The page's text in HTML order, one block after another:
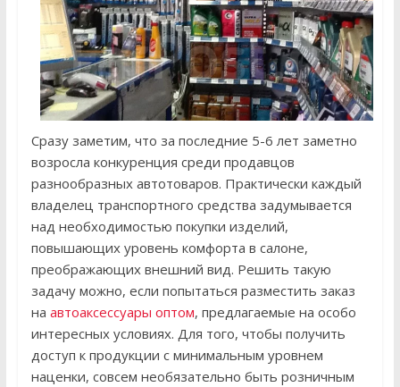
Сразу заметим, что за последние 5-6 лет заметно
возросла конкуренция среди продавцов
разнообразных автотоваров. Практически каждый
владелец транспортного средства задумывается
над необходимостью покупки изделий,
повышающих уровень комфорта в салоне,
преображающих внешний вид. Решить такую
задачу можно, если попытаться разместить заказ
на автоаксессуары оптом, предлагаемые на особо
интересных условиях. Для того, чтобы получить
доступ к продукции с минимальным уровнем
наценки, совсем необязательно быть розничным